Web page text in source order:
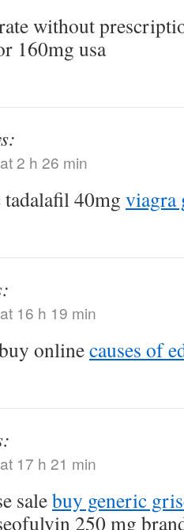
without
160mg usa
2 h 26 min
40mg viagra
16 h 19 min
onlinecauses of
17 h 21 min
salebuy generic
250 mg